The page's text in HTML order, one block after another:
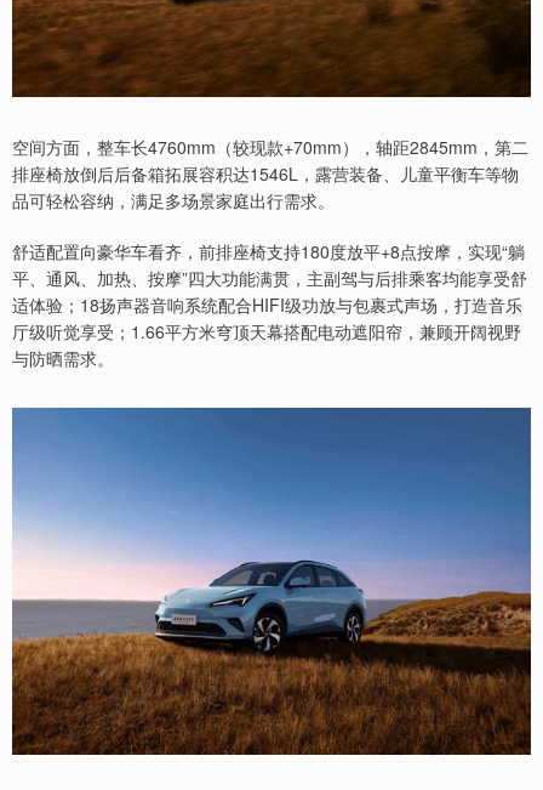
空间方面，整车长4760mm（较现款+70mm），轴距2845mm，第二
排座椅放倒后后备箱拓展容积达1546L，露营装备、儿童平衡车等物
品可轻松容纳，满足多场景家庭出行需求。
舒适配置向豪华车看齐，前排座椅支持180度放平+8点按摩，实现“躺
平、通风、加热、按摩”四大功能满贯，主副驾与后排乘客均能享受舒
适体验；18扬声器音响系统配合HIFI级功放与包裹式声场，打造音乐
厅级听觉享受；1.66平方米穹顶天幕搭配电动遮阳帘，兼顾开阔视野
与防晒需求。